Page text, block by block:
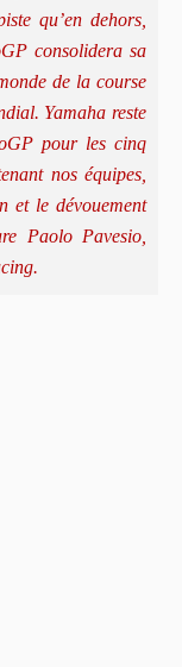
qu’en dehors,
consolidera sa
de la course
Yamaha reste
pour les cinq
nos équipes,
et le dévouement
Paolo Pavesio,